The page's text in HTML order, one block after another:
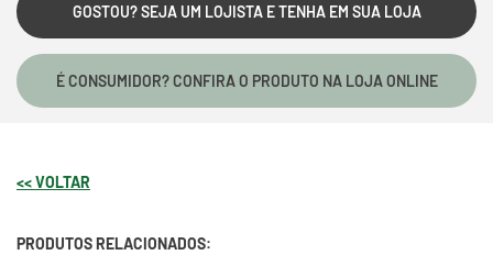
GOSTOU? SEJA UM LOJISTA E TENHA EM SUA LOJA
É CONSUMIDOR? CONFIRA O PRODUTO NA LOJA ONLINE
<< VOLTAR
PRODUTOS RELACIONADOS: